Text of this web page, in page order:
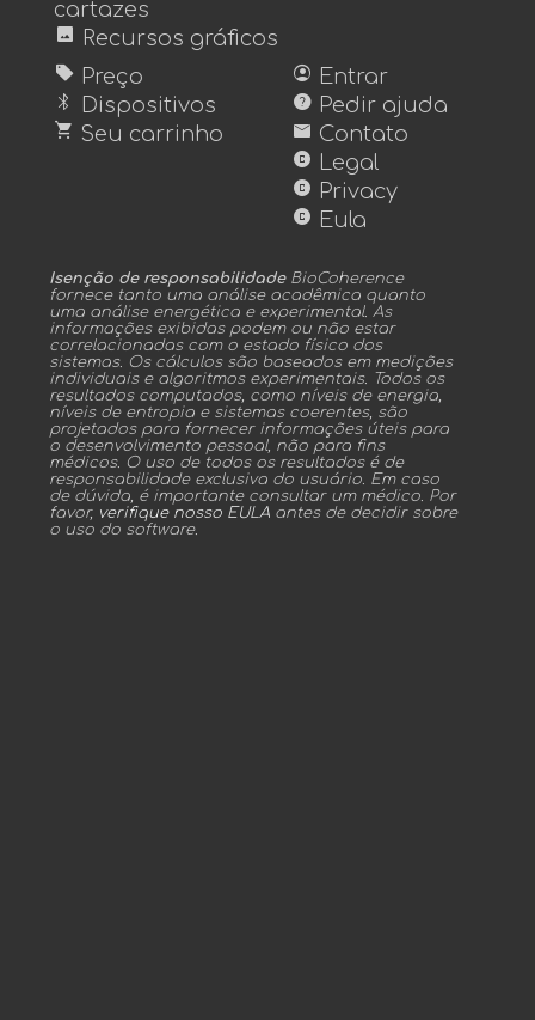
cartazes
image Recursos gráficos
sell Preço
bluetooth Dispositivos
shopping_cart Seu carrinho
account_circle Entrar
help Pedir ajuda
mail Contato
copyright Legal
copyright Privacy
copyright Eula
Isenção de responsabilidadeBioCoherence
fornece tanto uma análise acadêmica quanto
uma análise energética e experimental. As
informações exibidas podem ou não estar
correlacionadas com o estado físico dos
sistemas. Os cálculos são baseados em medições
individuais e algoritmos experimentais. Todos os
resultados computados, como níveis de energia,
níveis de entropia e sistemas coerentes, são
projetados para fornecer informações úteis para
o desenvolvimento pessoal, não para fins
médicos. O uso de todos os resultados é de
responsabilidade exclusiva do usuário. Em caso
de dúvida, é importante consultar um médico. Por
favor, verifique nosso EULA antes de decidir sobre
o uso do software.